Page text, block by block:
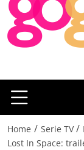
Home / Serie TV /
Lost In Space: